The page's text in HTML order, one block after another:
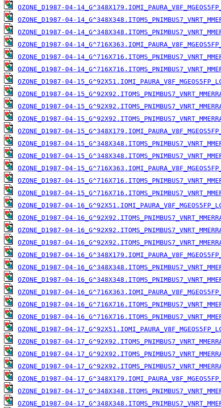
OZONE_D1987-04-
OZONE_D1987-04-
OZONE_D1987-04-
OZONE_D1987-04-
OZONE_D1987-04-
OZONE_D1987-04-
OZONE_D1987-04-
OZONE_D1987-04-
OZONE_D1987-04-
OZONE_D1987-04-
OZONE_D1987-04-
OZONE_D1987-04-
OZONE_D1987-04-
OZONE_D1987-04-
OZONE_D1987-04-
OZONE_D1987-04-
OZONE_D1987-04-
OZONE_D1987-04-
OZONE_D1987-04-
OZONE_D1987-04-
OZONE_D1987-04-
OZONE_D1987-04-
OZONE_D1987-04-
OZONE_D1987-04-
OZONE_D1987-04-
OZONE_D1987-04-
OZONE_D1987-04-
OZONE_D1987-04-
OZONE_D1987-04-
OZONE_D1987-04-
OZONE_D1987-04-
OZONE_D1987-04-
OZONE_D1987-04-